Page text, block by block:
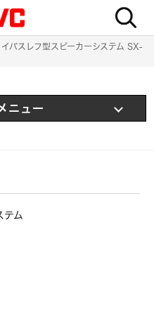
バスレフ型スピーカーシステム SX-
ニュー
テム